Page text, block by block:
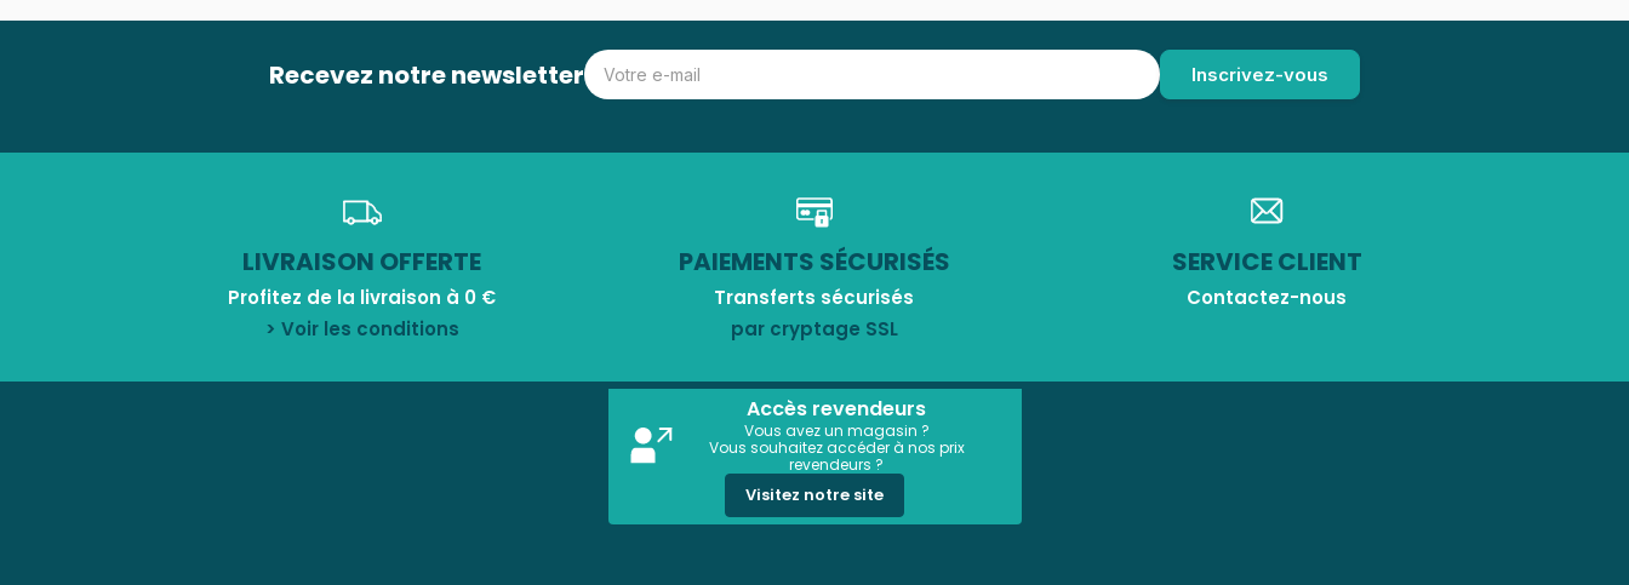
Recevez notre newsletter
LIVRAISON OFFERTE
Profitez de la livraison à 0 €
> Voir les conditions
PAIEMENTS SÉCURISÉS
Transferts sécurisés
par cryptage SSL
SERVICE CLIENT
Contactez-nous
Accès revendeurs
Vous avez un magasin ?
Vous souhaitez accéder à nos prix
revendeurs ?
Visitez notre site